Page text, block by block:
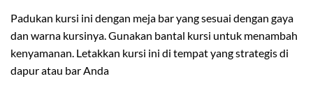
Padukan kursi ini dengan meja bar yang sesuai dengan gaya
dan warna kursinya. Gunakan bantal kursi untuk menambah
kenyamanan. Letakkan kursi ini di tempat yang strategis di
dapur atau bar Anda